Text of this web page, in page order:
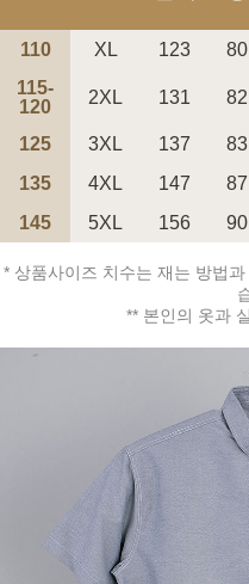
페이코 ID로 페
110 XL 123 80
115-
120
2XL 131 82
125 3XL 137 83
135
4XL 147 87
145
5XL 156 90
* 상품사이즈 치수는 재는 방법
** 본인의 옷과